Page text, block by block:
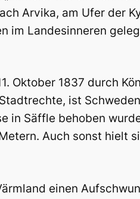
Arvika, am Ufer der
im Landesinneren
Oktober 1837 durch
ist
in Säffle behoben
Auch sonst hielt
einen